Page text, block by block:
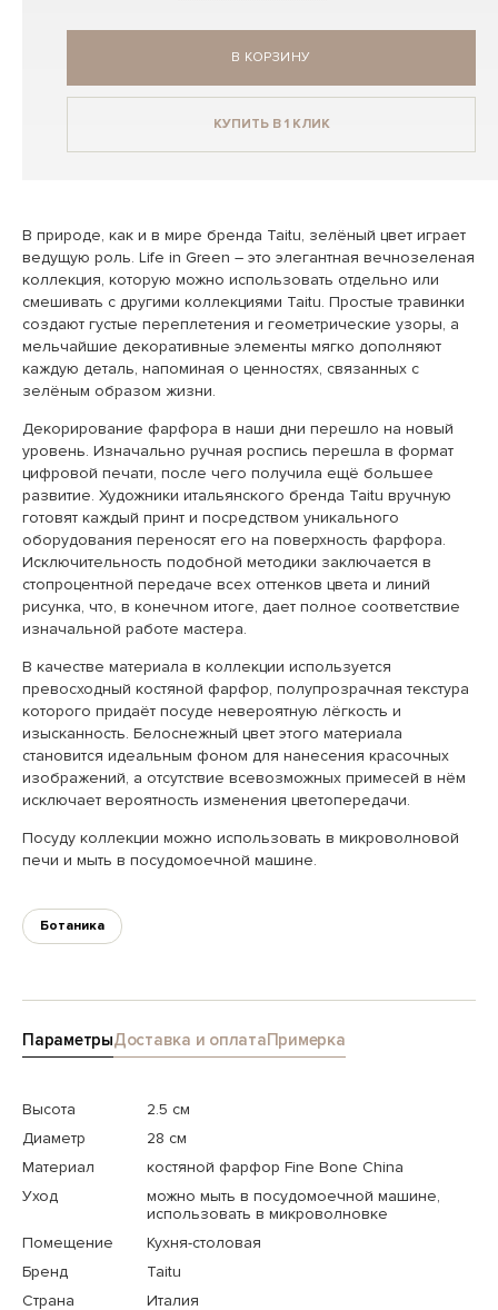
В КОРЗИНУ
КУПИТЬ В 1 КЛИК
В природе, как и в мире бренда Taitu, зелёный цвет играет
ведущую роль. Life in Green – это элегантная вечнозеленая
коллекция, которую можно использовать отдельно или
смешивать с другими коллекциями Taitu. Простые травинки
создают густые переплетения и геометрические узоры, а
мельчайшие декоративные элементы мягко дополняют
каждую деталь, напоминая о ценностях, связанных с
зелёным образом жизни.
Декорирование фарфора в наши дни перешло на новый
уровень. Изначально ручная роспись перешла в формат
цифровой печати, после чего получила ещё большее
развитие. Художники итальянского бренда Taitu вручную
готовят каждый принт и посредством уникального
оборудования переносят его на поверхность фарфора.
Исключительность подобной методики заключается в
стопроцентной передаче всех оттенков цвета и линий
рисунка, что, в конечном итоге, дает полное соответствие
изначальной работе мастера.
В качестве материала в коллекции используется
превосходный костяной фарфор, полупрозрачная текстура
которого придаёт посуде невероятную лёгкость и
изысканность. Белоснежный цвет этого материала
становится идеальным фоном для нанесения красочных
изображений, а отсутствие всевозможных примесей в нём
исключает вероятность изменения цветопередачи.
Посуду коллекции можно использовать в микроволновой
печи и мыть в посудомоечной машине.
Ботаника
ПараметрыДоставка и оплатаПримерка
Высота
2.5 см
Диаметр
28 см
Материал
костяной фарфор Fine Bone China
Уход
можно мыть в посудомоечной машине,
использовать в микроволновке
Помещение
Кухня-столовая
Бренд
Taitu
Страна
Италия